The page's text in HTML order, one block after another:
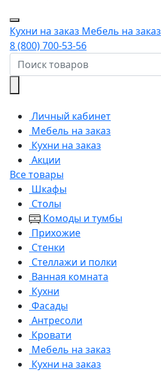
Кухни на заказ Мебель на заказ
8 (800) 700-53-56
Личный кабинет
Мебель на заказ
Кухни на заказ
Акции
Все товары
Шкафы
Столы
Комоды и тумбы
Прихожие
Стенки
Стеллажи и полки
Ванная комната
Кухни
Фасады
Антресоли
Кровати
Мебель на заказ
Кухни на заказ